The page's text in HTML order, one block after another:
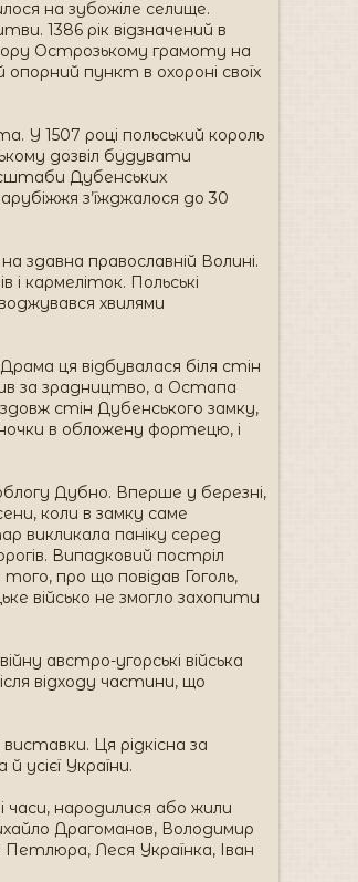
на зубожіле селище.
1386 рік відзначений в
Острозькому грамоту на
пункт в охороні своїх
У 1507 році польський король
дозвіл будувати
Дубенських
з’їжджалося до 30
здавна православній Волині.
кармеліток. Польські
хвилями
ця відбувалася біля стін
за зрадництво, а Остапа
стін Дубенського замку,
в обложену фортецю, і
Дубно. Вперше у березні,
коли в замку саме
викликала паніку серед
Випадковий постріл
про що повідав Гоголь,
військо не змогло захопити
австро-угорські війська
відходу частини, що
Ця рідкісна за
усієї України.
народилися або жили
Драгоманов, Володимир
Леся Українка, Іван